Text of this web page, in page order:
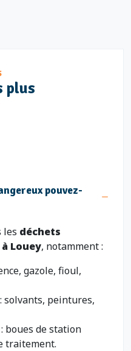
plus
pouvez-
les déchets
Louey, notamment :
gazole, fioul,
: solvants, peintures,
: boues de station
traitement.